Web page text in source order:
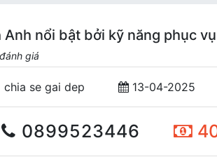
Anh nổi bật bởi kỹ năng phục
giá
chia se gai dep 13-04-2025
0899523446